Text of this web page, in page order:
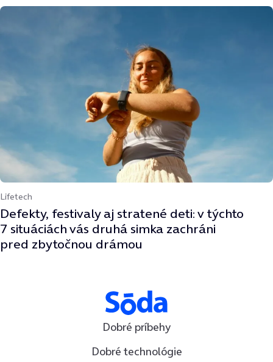
Lifetech
Defekty, festivaly aj stratené deti: v týchto
7 situáciách vás druhá simka zachráni
pred zbytočnou drámou
Dobré príbehy
Dobré technológie